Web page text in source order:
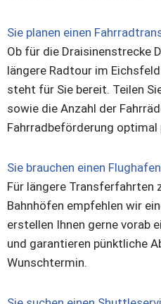
Sie planen einen
Ob für die Draisinenstrecke
längere Radtour im
steht für Sie bereit. Teilen
sowie die Anzahl der
Fahrradbeförderung optimal
Sie brauchen einen
Für längere Transferfahrten
Bahnhöfen empfehlen wir
erstellen Ihnen gerne vorab
und garantieren pünktliche
Wunschtermin.